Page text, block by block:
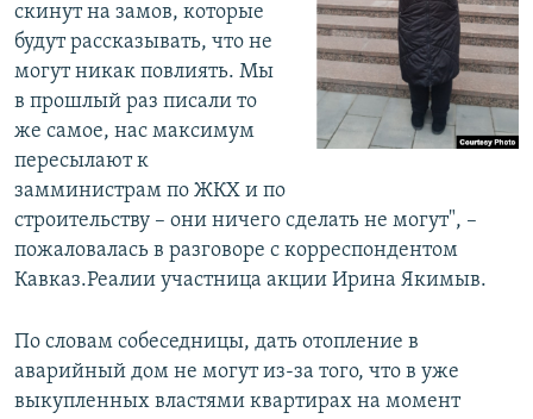
скинут на замов, которые
будут рассказывать, что не
могут никак повлиять. Мы
в прошлый раз писали то
же самое, нас максимум
пересылают к
замминистрам по ЖКХ и по
строительству – они ничего сделать не могут", –
пожаловалась в разговоре с корреспондентом
Кавказ.Реалии участница акции Ирина Якимыв.
По словам собеседницы, дать отопление в
аварийный дом не могут из-за того, что в уже
выкупленных властями квартирах на момент